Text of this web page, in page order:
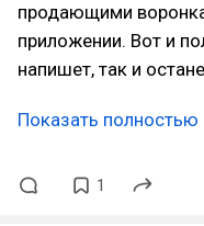
продающими
приложении. Вот и
напишет, так и
Показать полностью
1